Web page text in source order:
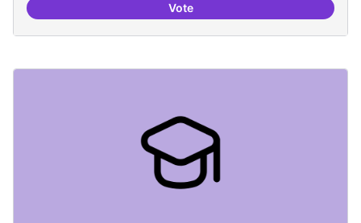
VotePunt de defensa de Drets Digitals